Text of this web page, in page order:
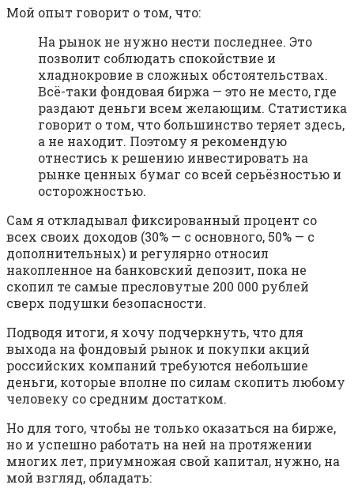
Мой опыт говорит о том, что:
На рынок не нужно нести последнее. Это
позволит соблюдать спокойствие и
хладнокровие в сложных обстоятельствах.
Всё-таки фондовая биржа — это не место, где
раздают деньги всем желающим. Статистика
говорит о том, что большинство теряет здесь,
а не находит. Поэтому я рекомендую
отнестись к решению инвестировать на
рынке ценных бумаг со всей серьёзностью и
осторожностью.
Сам я откладывал фиксированный процент со
всех своих доходов (30% — с основного, 50% — с
дополнительных) и регулярно относил
накопленное на банковский депозит, пока не
скопил те самые пресловутые 200 000 рублей
сверх подушки безопасности.
Подводя итоги, я хочу подчеркнуть, что для
выхода на фондовый рынок и покупки акций
российских компаний требуются небольшие
деньги, которые вполне по силам скопить любому
человеку со средним достатком.
Но для того, чтобы не только оказаться на бирже,
но и успешно работать на ней на протяжении
многих лет, приумножая свой капитал, нужно, на
мой взгляд, обладать: